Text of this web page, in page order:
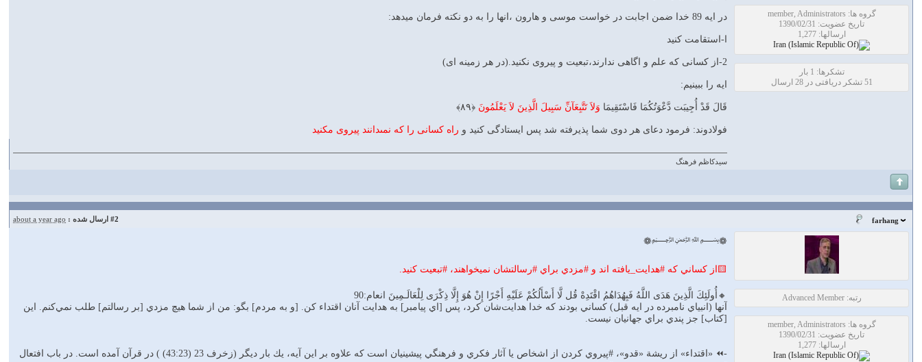
گروه ها: member, Administrators
تاریخ عضویت: 1390/02/31
ارسالها: 1,277
تشکرها: 1 بار
51 تشکر دریافتی در 28 ارسال
در ایه 89 خدا ضمن اجابت در خواست موسی و هارون ،انها را به دو نکته فرمان میدهد:
ا-استقامت کنید
2-از کسانی که علم و اگاهی ندارند،تبعیت و پیروی نکنید.(در هر زمینه ای)
ایه را ببینیم:
قَالَ قَدْ أُجِيبَت دَّعْوَتُكُمَا فَاسْتَقِيمَا وَلاَ تَتَّبِعَآنِّ سَبِيلَ الَّذِينَ لاَ يَعْلَمُونَ ﴿۸۹﴾
فولادوند: فرمود دعاى هر دوى شما پذيرفته شد پس ايستادگى كنيد و راه كسانى را كه نمى‏دانند پيروى مكنيد
سیدکاظم فرهنگ
farhang
#2 ارسال شده : about a year ago
رتبه: Advanced Member
گروه ها: member, Administrators
تاریخ عضویت: 1390/02/31
ارسالها: 1,277
❁﷽❁
🟨از كساني كه #هدايت_يافته اند و #مزدي براي #رسالتشان نميخواهند، #تبعيت كنيد.
🔸أُولَئِكَ الَّذِينَ هَدَى اللَّهُ فَبِهُدَاهُمُ اقْتَدِهْ قُل لَّا أَسْأَلُكُمْ عَلَيْهِ أَجْرًا إِنْ هُوَ إِلَّا ذِكْرَى لِلْعَالَـمِينَ انعام:90
آنها (انبياي نامبرده در ايه قبل) كساني بودند كه خدا هدايت‌شان كرد، پس [اي پيامبر] به هدايت آنان اقتداء كن. [و به مردم] بگو: من از شما هيچ مزدي [بر رسالتم] طلب نمي‌كنم. اين
[كتاب] جز پندي براي جهانيان نيست.
-⏪ «اقتداء» از ريشة «قدو»، #پيروي كردن از اشخاص يا آثار فكري و فرهنگي پيشينيان است كه علاوه بر اين آيه، يك بار ديگر (زخرف 23 (43:23) ) در قرآن آمده است. در باب افتعال